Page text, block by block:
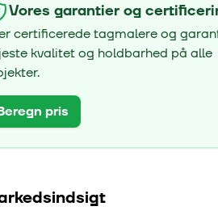
Vores garantier og
certificerede tagmalere og
kvalitet og holdbarhed på alle
pris